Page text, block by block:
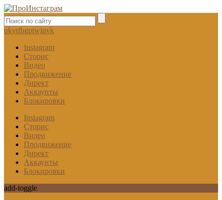
okytfbgptwinvk
Instagram
Сторис
Видео
Продвижение
Директ
Аккаунты
Блокировки
Instagram
Сторис
Видео
Продвижение
Директ
Аккаунты
Блокировки
add-toggle